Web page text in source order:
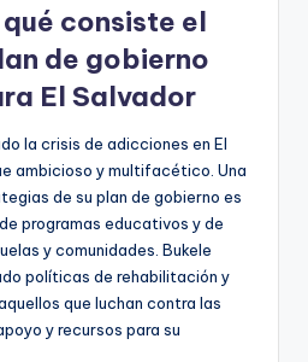
consiste el
de gobierno
El Salvador
la crisis de adicciones en El
ambicioso y multifacético. Una
de su plan de gobierno es
programas educativos y de
y comunidades. Bukele
políticas de rehabilitación y
que luchan contra las
y recursos para su